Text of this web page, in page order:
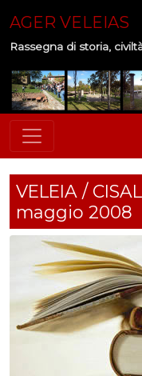
AGER VELEIAS
Rassegna di storia,
VELEIA /
maggio 2008